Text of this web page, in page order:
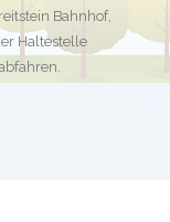
Bahnhof,
Haltestelle